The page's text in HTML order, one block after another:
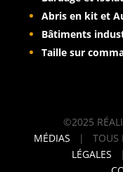
Abris en kit et
Bâtiments
Taille sur
©2025
MÉDIAS | TOUS
LÉGALES